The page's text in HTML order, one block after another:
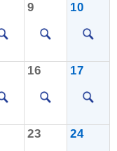
9 10
16 17
23 24